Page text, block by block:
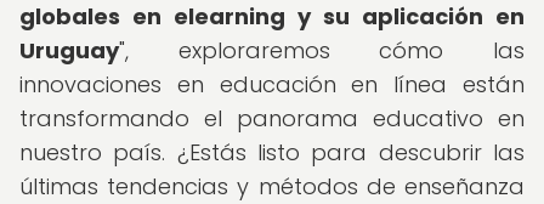
globales en elearning y su aplicación en
Uruguay", exploraremos cómo las
innovaciones en educación en línea están
transformando el panorama educativo en
nuestro país. ¿Estás listo para descubrir las
últimas tendencias y métodos de enseñanza